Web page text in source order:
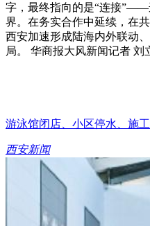
字，最终指向的是“连接”——
界。在务实合作中延续，在
西安加速形成陆海内外联动
局。 华商报大风新闻记者 刘
游泳馆闭店、小区停水、施
西安新闻